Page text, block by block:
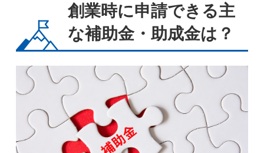
創業時に申請できる主
な補助金・助成金は？